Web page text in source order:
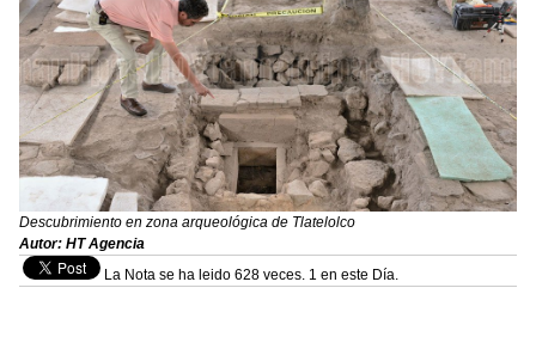
Descubrimiento en zona arqueológica de Tlatelolco
Autor: HT Agencia
La Nota se ha leido 628 veces. 1 en este Día.